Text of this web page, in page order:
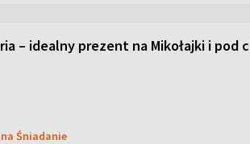
– idealny prezent na Mikołajki i pod
na Śniadanie